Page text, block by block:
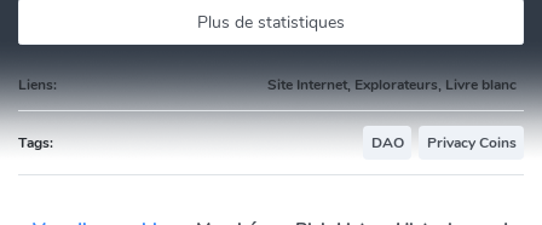
Plus de statistiques
Liens: Site Internet, Explorateurs, Livre blanc
Tags: DAO Privacy Coins